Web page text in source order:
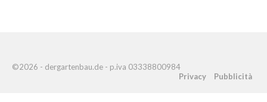
©2026 - dergartenbau.de - p.iva 03338800984
Privacy
Pubblicità